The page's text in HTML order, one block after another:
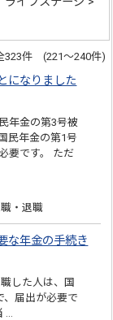
323件 (221～240件)
になりました
年金の第3号被
民年金の第1号
要です。 ただ
・退職
な年金の手続き
した人は、国
、届出が必要で
…